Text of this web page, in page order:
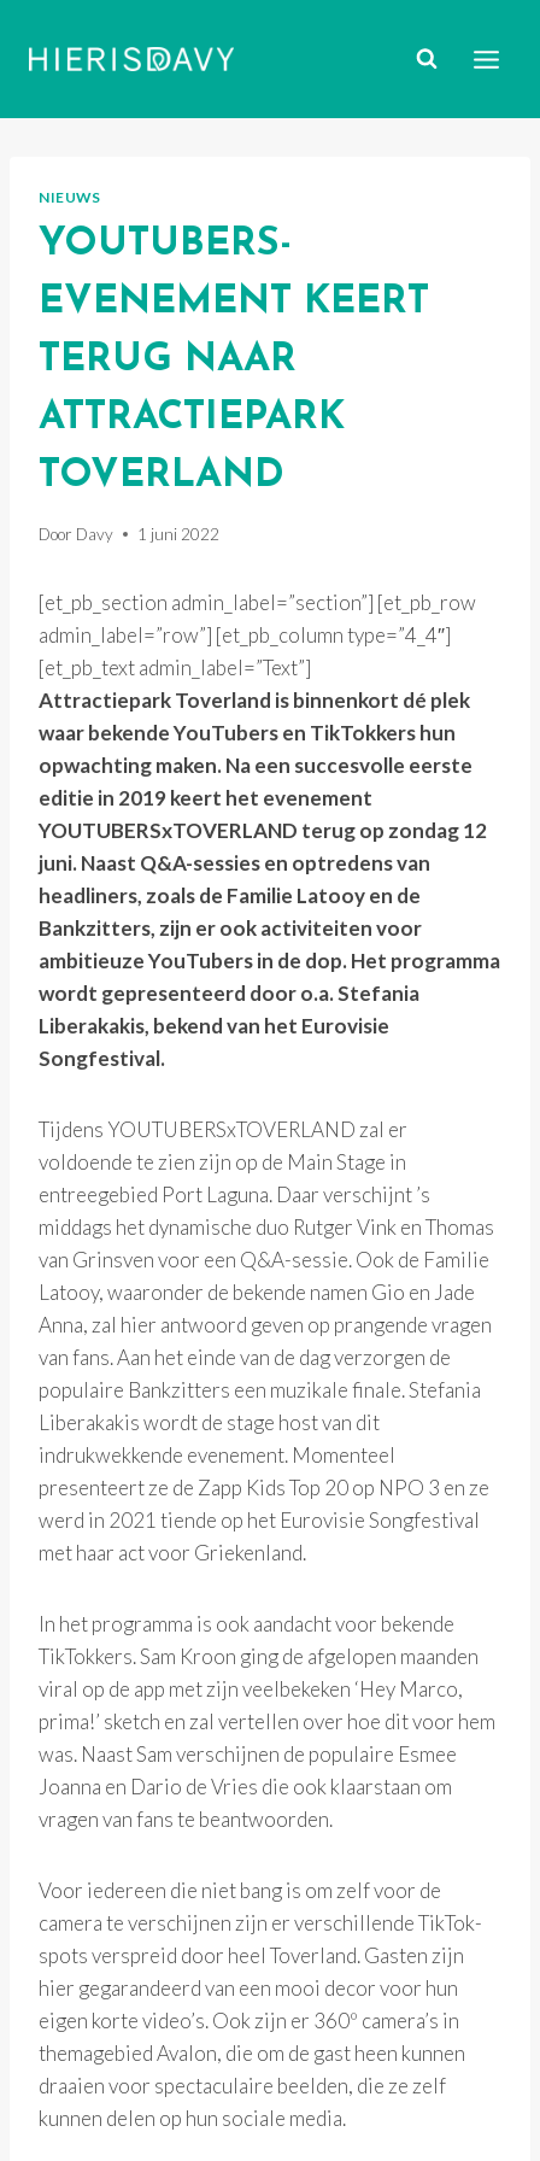
naar
NIEUWS
YOUTUBERS-
EVENEMENT KEERT
TERUG NAAR
ATTRACTIEPARK
TOVERLAND
Door Davy 1 juni 2022
[et_pb_section admin_label=”section”] [et_pb_row
admin_label=”row”] [et_pb_column type=”4_4″]
[et_pb_text admin_label=”Text”]
Attractiepark Toverland is binnenkort dé plek
waar bekende YouTubers en TikTokkers hun
opwachting maken. Na een succesvolle eerste
editie in 2019 keert het evenement
YOUTUBERSxTOVERLAND terug op zondag 12
juni. Naast Q&A-sessies en optredens van
headliners, zoals de Familie Latooy en de
Bankzitters, zijn er ook activiteiten voor
ambitieuze YouTubers in de dop. Het programma
wordt gepresenteerd door o.a. Stefania
Liberakakis, bekend van het Eurovisie
Songfestival.
Tijdens YOUTUBERSxTOVERLAND zal er
voldoende te zien zijn op de Main Stage in
entreegebied Port Laguna. Daar verschijnt ’s
middags het dynamische duo Rutger Vink en Thomas
van Grinsven voor een Q&A-sessie. Ook de Familie
Latooy, waaronder de bekende namen Gio en Jade
Anna, zal hier antwoord geven op prangende vragen
van fans. Aan het einde van de dag verzorgen de
populaire Bankzitters een muzikale finale. Stefania
Liberakakis wordt de stage host van dit
indrukwekkende evenement. Momenteel
presenteert ze de Zapp Kids Top 20 op NPO 3 en ze
werd in 2021 tiende op het Eurovisie Songfestival
met haar act voor Griekenland.
In het programma is ook aandacht voor bekende
TikTokkers. Sam Kroon ging de afgelopen maanden
viral op de app met zijn veelbekeken ‘Hey Marco,
prima!’ sketch en zal vertellen over hoe dit voor hem
was. Naast Sam verschijnen de populaire Esmee
Joanna en Dario de Vries die ook klaarstaan om
vragen van fans te beantwoorden.
Voor iedereen die niet bang is om zelf voor de
camera te verschijnen zijn er verschillende TikTok-
spots verspreid door heel Toverland. Gasten zijn
hier gegarandeerd van een mooi decor voor hun
eigen korte video’s. Ook zijn er 360º camera’s in
themagebied Avalon, die om de gast heen kunnen
draaien voor spectaculaire beelden, die ze zelf
kunnen delen op hun sociale media.